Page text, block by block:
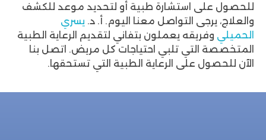
للحصول على استشارة طبية أو لتحديد موعد للكشف
والعلاج، يرجى التواصل معنا اليوم. أ. د. يسري
الحميلي وفريقه يعملون بتفاني لتقديم الرعاية الطبية
المتخصصة التي تلبي احتياجات كل مريض. اتصل بنا
الآن للحصول على الرعاية الطبية التي تستحقها.